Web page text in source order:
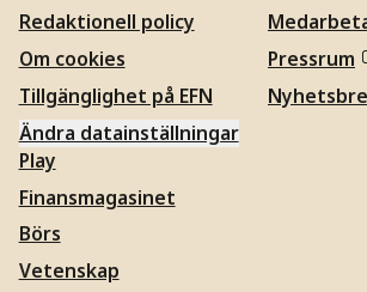
Redaktionell policy
Om cookies
Tillgänglighet på EFN
Ändra datainställningar
Pressrum
Play
Finansmagasinet
Börs
Vetenskap